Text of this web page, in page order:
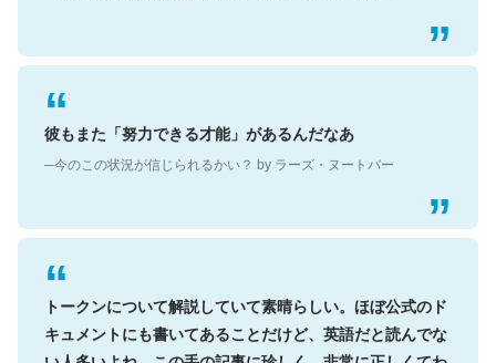
彼もまた「努力できる才能」があるんだなあ
─今のこの状況が信じられるかい？ by ラーズ・ヌートバー
トークンについて解説していて素晴らしい。ほぼ公式のド
キュメントにも書いてあることだけど、英語だと読んでな
い人多いよね。この手の記事に珍しく、非常に正しくてわ